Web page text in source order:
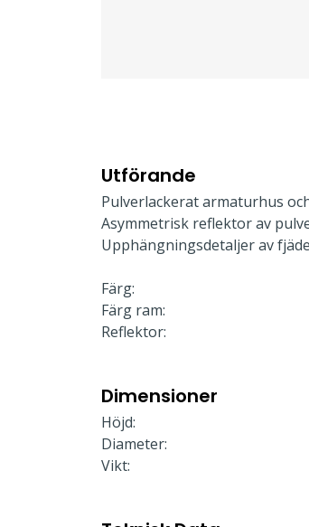
Utförande
Pulverlackerat armaturhus
Asymmetrisk reflektor av
Upphängningsdetaljer av
Färg:
Färg ram:
Reflektor:
Dimensioner
Höjd:
Diameter:
Vikt: